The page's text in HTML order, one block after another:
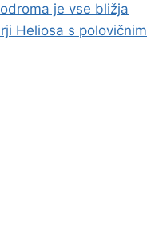
je vse bližja
Heliosa s polovičnim